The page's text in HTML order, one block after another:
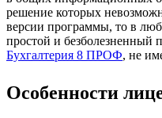
решение которых
версии программы, то в
простой и безболезненный
Бухгалтерия 8 ПРОФ, не
Особенности